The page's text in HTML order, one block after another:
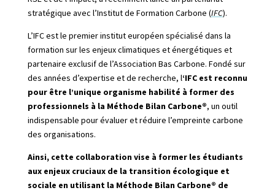
stratégique avec l’Institut de Formation Carbone (IFC).
L’IFC est le premier institut européen spécialisé dans la
formation sur les enjeux climatiques et énergétiques et
partenaire exclusif de l’Association Bas Carbone. Fondé sur
des années d’expertise et de recherche, l‘IFC est reconnu
pour être l’unique organisme habilité à former des
professionnels à la Méthode Bilan Carbone®, un outil
indispensable pour évaluer et réduire l’empreinte carbone
des organisations.
Ainsi, cette collaboration vise à former les étudiants
aux enjeux cruciaux de la transition écologique et
sociale en utilisant la Méthode Bilan Carbone® de